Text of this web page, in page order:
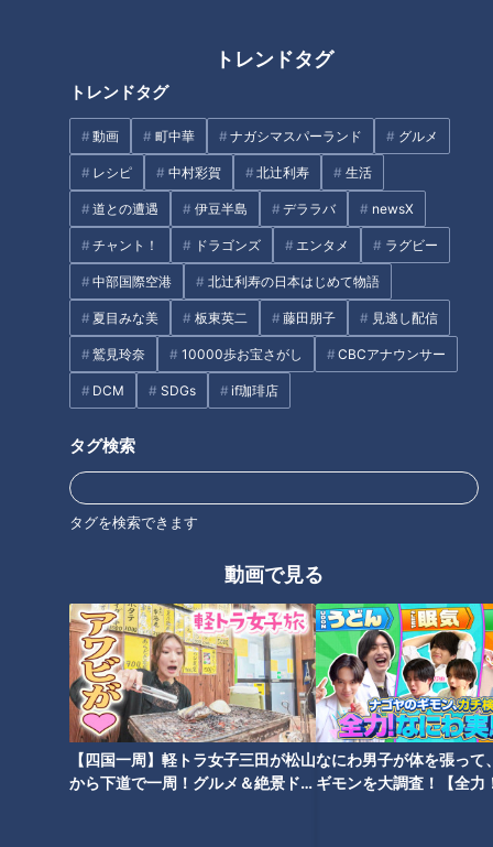
トレンドタグ
トレンドタグ
動画 町中華 ナガシマスパーランド グルメ
レシピ 中村彩賀 北辻利寿 生活
道との遭遇 伊豆半島 デララバ newsX
チャント！ ドラゴンズ エンタメ ラグビー
中部国際空港 北辻利寿の日本はじめて物語
夏目みな美 板東英二 藤田朋子 見逃し配信
鷲見玲奈 10000歩お宝さがし CBCアナウンサー
DCM SDGs if珈琲店
タグ検索
タグを検索できます
動画で見る
【四国一周】軽トラ女子三田が松山
から下道で一周！グルメ＆絶景ドラ
なにわ男子が体を張って
ギモンを大調査！【全力
もうすぐ３年生！大きくなって
剥がれる皮膚の量も…～配信型
ばれた息子」第１３４話
皮膚の難病「魚鱗癬」と闘う少
た息子」第１３９話
【登校】日直、友達、席の場
所…夏休み明けの賀久くんの様
子は～配信型ドキュメンタリー
「ピエロと呼ばれた息子」第１
家族で皮膚の難病と闘っていま
す…すべては息子、そして患者
のために～ 配信型ドキュメン
タリー「ピエロと呼ばれた息
子」第105話
【前例のない手術】難病・道化
師様魚鱗癬と闘う大学生に聞
型ドキュメンタリー「ピエロと
「ピエロと呼ばれた息子」 CBC
ドキュメンタリー
ドキュメンタリー WEB限定
ピエロと呼ばれた息子
番組紹介